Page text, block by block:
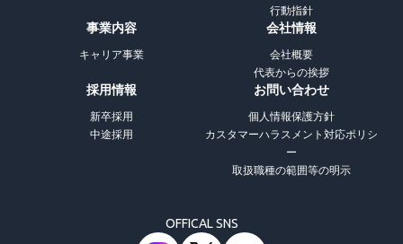
行動指針
事業内容
キャリア事業
会社情報
会社概要
代表からの挨拶
採用情報
新卒採用
中途採用
お問い合わせ
個人情報保護方針
カスタマーハラスメント対応ポリシ
ー
取扱職種の範囲等の明示
OFFICAL SNS